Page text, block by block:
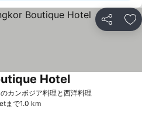
シェア お
カンボジア料理と西洋料理料金を表示
Hotel料金を表示
まで1.0 km